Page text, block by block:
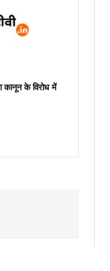
कानून के विरोध में